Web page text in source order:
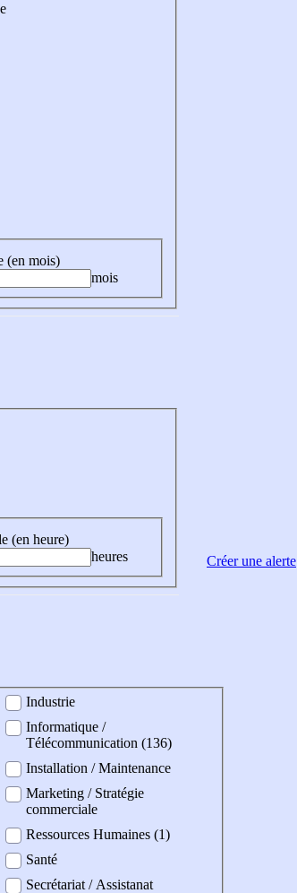
(en mois)
mois
(en heure)
heures
Industrie
Informatique /
Télécommunication (136)
Installation / Maintenance
Marketing / Stratégie
commerciale
Ressources Humaines (1)
Santé
Secrétariat / Assistanat
Créer une alerte